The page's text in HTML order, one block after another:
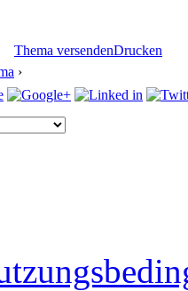
Thema versendenDrucken
›